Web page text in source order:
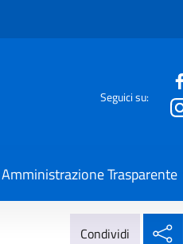
Seguici su:
Amministrazione Trasparente
Condividi